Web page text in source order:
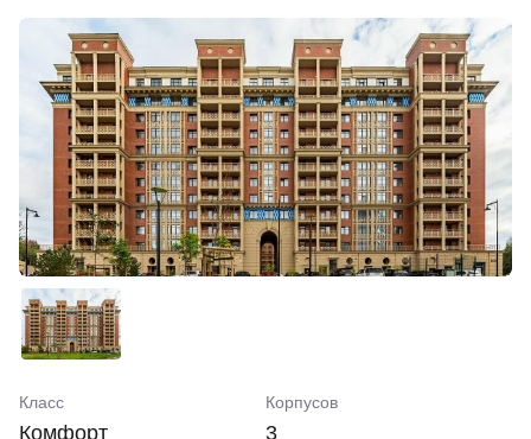
Класс
Комфорт
Корпусов
3